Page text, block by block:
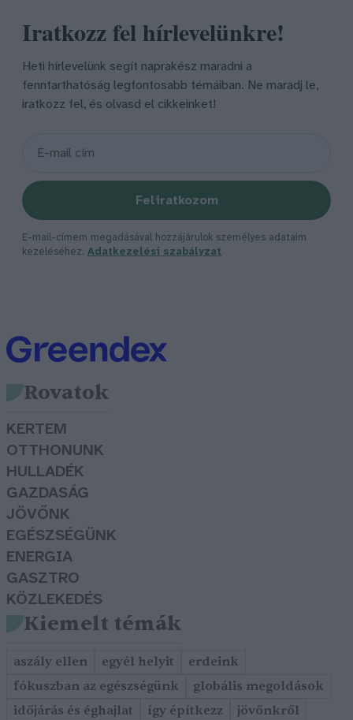
Iratkozz fel hírlevelünkre!
Heti hírlevelünk segít naprakész maradni a
fenntarthatóság legfontosabb témáiban. Ne maradj le,
iratkozz fel, és olvasd el cikkeinket!
Feliratkozom
E-mail-címem megadásával hozzájárulok személyes adataim
kezeléséhez. Adatkezelési szabályzat
Rovatok
KERTEM
OTTHONUNK
HULLADÉK
GAZDASÁG
JÖVŐNK
EGÉSZSÉGÜNK
ENERGIA
GASZTRO
KÖZLEKEDÉS
Kiemelt témák
aszály ellen egyél helyit
erdeink
fókuszban az egészségünk
globális megoldások
időjárás és éghajlat
így építkezz
jövőnkről